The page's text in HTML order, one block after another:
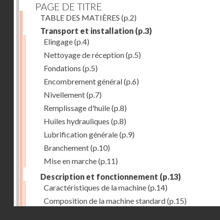
PAGE DE TITRE
TABLE DES MATIÈRES (p.2)
Transport et installation (p.3)
Elingage(p.4)
Nettoyage de réception(p.5)
Fondations (p.5)
Encombrement général(p.6)
Nivellement(p.7)
Remplissage d'huile(p.8)
Huiles hydrauliques (p.8)
Lubrification générale(p.9)
Branchement(p.10)
Mise en marche(p.11)
Description et fonctionnement (p.13)
Caractéristiques de la machine(p.14)
Composition de la machine standard(p.15)